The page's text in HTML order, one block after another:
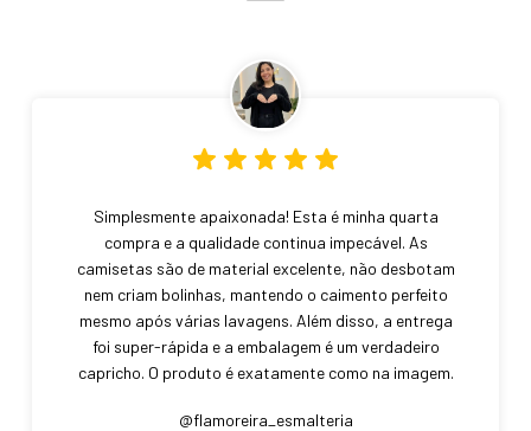
Simplesmente apaixonada! Esta é minha quarta
compra e a qualidade continua impecável. As
camisetas são de material excelente, não desbotam
nem criam bolinhas, mantendo o caimento perfeito
mesmo após várias lavagens. Além disso, a entrega
foi super-rápida e a embalagem é um verdadeiro
capricho. O produto é exatamente como na imagem.
@flamoreira_esmalteria